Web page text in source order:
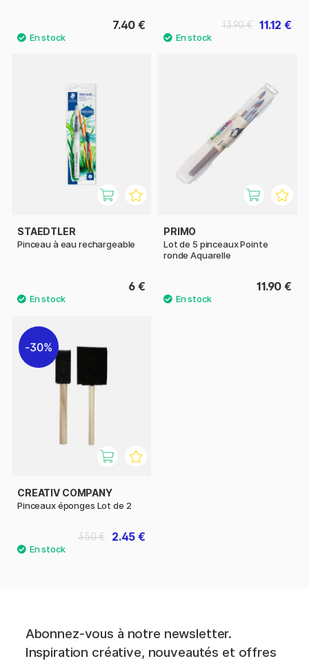
7.40 € 11.12 €
13.90 €
STAEDTLER
Pinceau à eau rechargeable
6 €
PRIMO
Lot de 5 pinceaux Pointe
ronde Aquarelle
11.90 €
30%
CREATIV COMPANY
Pinceaux éponges Lot de 2
2.45 €
3.50 €
Abonnez-vous à notre newsletter.
Inspiration créative, nouveautés et offres